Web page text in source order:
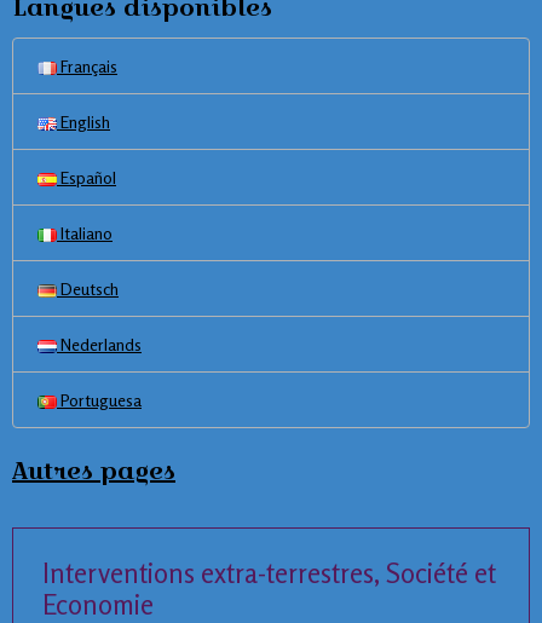
Langues disponibles
Français
English
Español
Italiano
Deutsch
Nederlands
Portuguesa
Autres pages
Interventions extra-terrestres, Société et
Economie